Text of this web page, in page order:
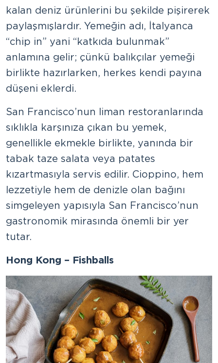
kalan deniz ürünlerini bu şekilde pişirerek
paylaşmışlardır. Yemeğin adı, İtalyanca
“chip in” yani “katkıda bulunmak”
anlamına gelir; çünkü balıkçılar yemeği
birlikte hazırlarken, herkes kendi payına
düşeni eklerdi.
San Francisco’nun liman restoranlarında
sıklıkla karşınıza çıkan bu yemek,
genellikle ekmekle birlikte, yanında bir
tabak taze salata veya patates
kızartmasıyla servis edilir. Cioppino, hem
lezzetiyle hem de denizle olan bağını
simgeleyen yapısıyla San Francisco’nun
gastronomik mirasında önemli bir yer
tutar.
Hong Kong – Fishballs